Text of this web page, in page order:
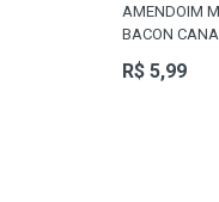
AMENDOIM
BACON
R$ 5,99